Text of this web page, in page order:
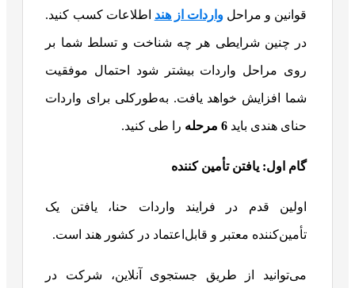
قوانین و مراحلواردات از هند اطلاعات کسب کنید.
در چنین شرایطی هر چه شناخت و تسلط شما بر
روی مراحل واردات بیشتر شود احتمال موفقیت
شما افزایش خواهد یافت. به‌طورکلی برای واردات
حنای هندی باید 6 مرحله را طی کنید.
گام اول: یافتن تأمین کننده
اولین قدم در فرایند واردات حنا، یافتن یک
تأمین‌کننده معتبر و قابل‌اعتماد در کشور هند است.
می‌توانید از طریق جستجوی آنلاین، شرکت در